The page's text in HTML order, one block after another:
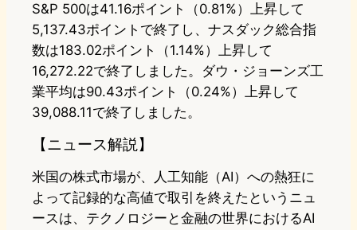
S&P 500は41.16ポイント（0.81%）上昇して
5,137.43ポイントで終了し、ナスダック総合指
数は183.02ポイント（1.14%）上昇して
16,272.22で終了しました。ダウ・ジョーンズ工
業平均は90.43ポイント（0.24%）上昇して
39,088.11で終了しました。
【ニュース解説】
米国の株式市場が、人工知能（AI）への熱狂に
よって記録的な高値で取引を終えたというニュ
ースは、テクノロジーと金融の世界におけるAI